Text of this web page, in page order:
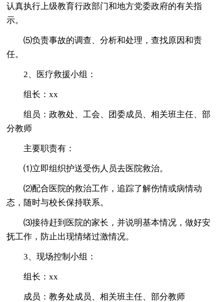
认真执行上级教育行政部门和地方党委政府的有关指
示。
⑸负责事故的调查、分析和处理，查找原因和责
任。
2、医疗救援小组：
组长：xx
组员：政教处、工会、团委成员、相关班主任、部
分教师
主要职责有：
⑴立即组织护送受伤人员去医院救治。
⑵配合医院的救治工作，追踪了解伤情或病情动
态，随时与校长保持联系。
⑶接待赶到医院的家长，并说明基本情况，做好安
抚工作，防止出现情绪过激情况。
3、现场控制小组：
组长：xx
成员：教务处成员、相关班主任、部分教师